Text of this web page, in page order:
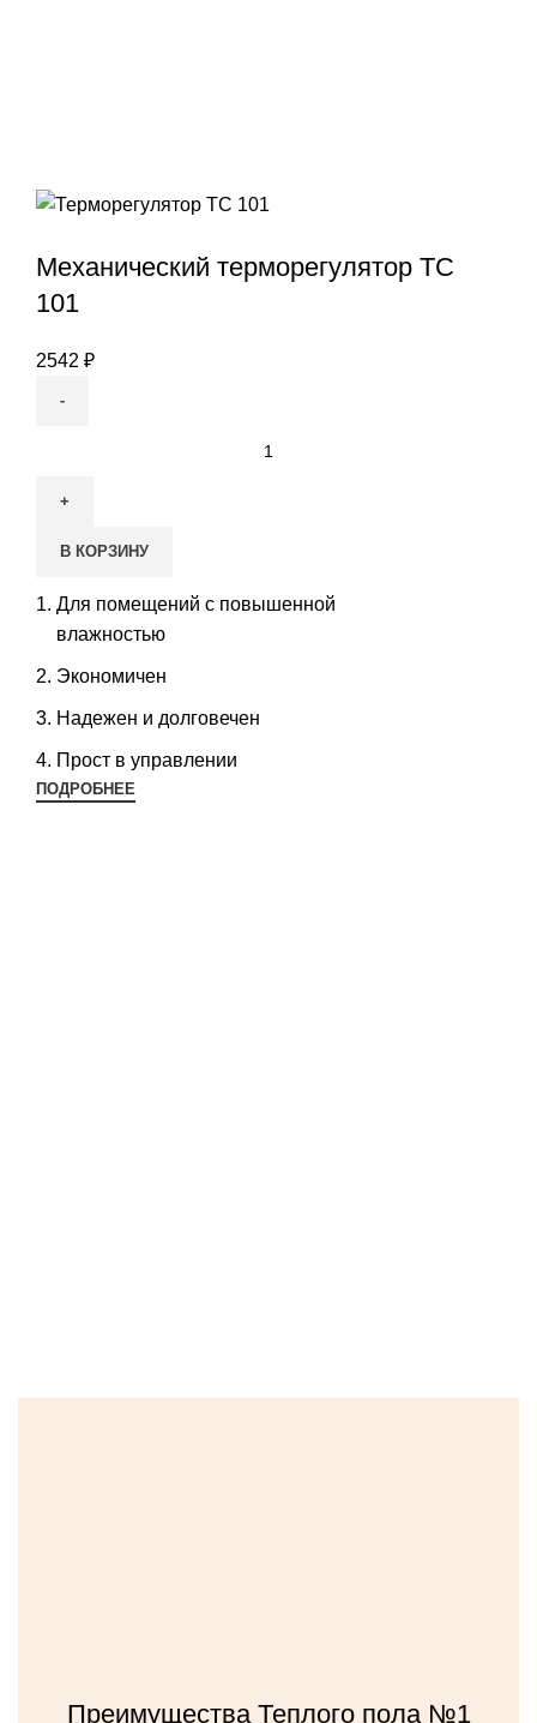
Механический терморегулятор ТС
101
2542 ₽
Механический
ТСВ КОРЗИНУ
Для помещений с повышенной
влажностью
Экономичен
Надежен и долговечен
Прост в управлении
ПОДРОБНЕЕ
Преимущества Теплого пола №1